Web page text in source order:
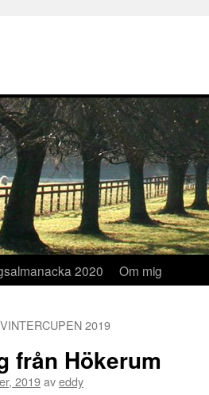
2020 Om mig
2019
från Hökerum
2019aveddy